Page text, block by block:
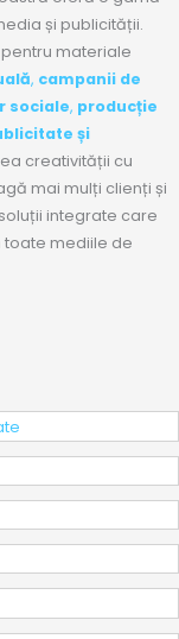
și publicității.
pentru materiale
, campanii de
sociale, producție
și
creativității cu
mai mulți clienți și
integrate care
toate mediile de